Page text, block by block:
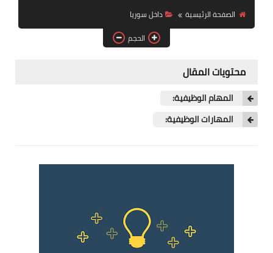
فرص عمل في العراق
فرص عمل في اليمن
الصفحة الرئيسية
داخل سوريا
الحجم
محتويات المقال
المهام الوظيفية:
المهارات الوظيفية: